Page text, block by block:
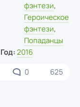
фэнтези,
Героическое
фэнтези,
Попаданцы
Год: 2016
0 625